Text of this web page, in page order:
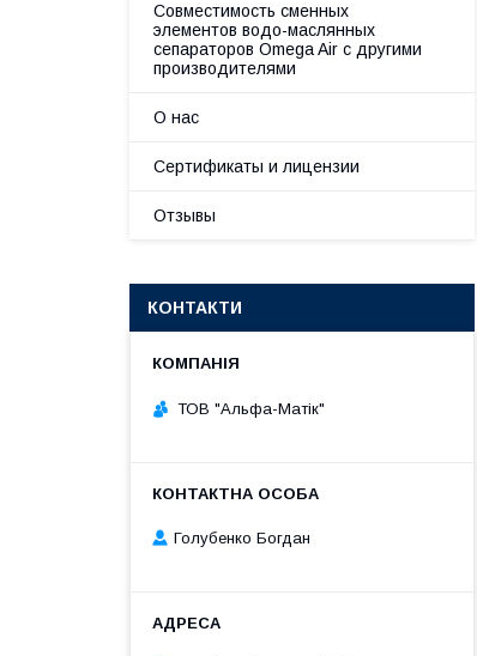
Совместимость сменных
элементов водо-маслянных
сепараторов Omega Air с другими
производителями
О нас
Сертификаты и лицензии
Отзывы
КОНТАКТИ
ТОВ "Альфа-Матік"
Голубенко Богдан